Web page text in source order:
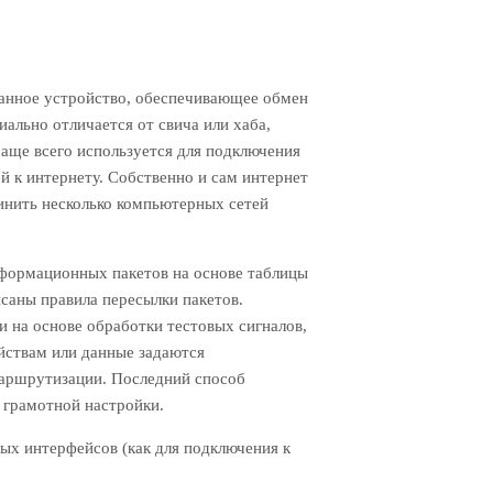
устройство, обеспечивающее обмен
отличается от свича или хаба,
всего используется для подключения
к интернету. Собственно и сам интернет
несколько компьютерных сетей
пакетов на основе таблицы
правила пересылки пакетов.
основе обработки тестовых сигналов,
или данные задаются
Последний способ
настройки.
интерфейсов (как для подключения к